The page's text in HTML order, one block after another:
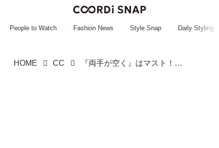
~~~~~~~~~~~
People to Watch Fashion News Style Snap Daily Styling
HOME CC 『両手が空く』はマスト！【グローバルワーク】機能もたくさん♡「ショルダーバッグ」